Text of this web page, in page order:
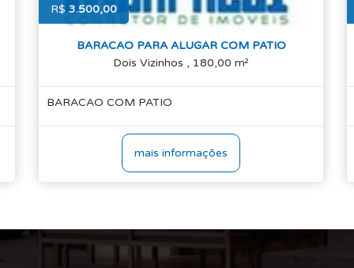
R$ 3.500,00
BARACAO PARA ALUGAR COM PATIO
Dois Vizinhos , 180,00 m²
BARACAO COM PATIO
mais informações